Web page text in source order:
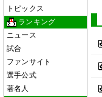
トピックス
ランキング
ニュース
試合
ファンサイト
選手公式
著名人